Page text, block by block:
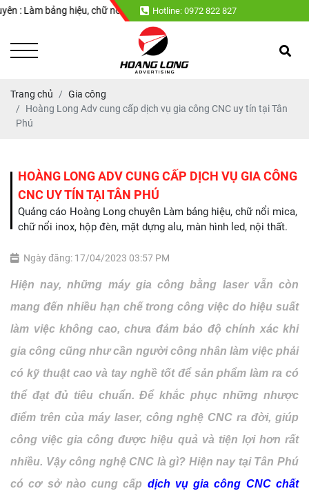
hiệu, chữ nổi mica, chữ nổi inox, hộp đèn, mặt dựng alu, màn hình
Hotline: 0972 822 827
Trang chủ
Gia công
Hoàng Long Adv cung cấp dịch vụ gia công CNC uy tín tại Tân
Phú
HOÀNG LONG ADV CUNG CẤP DỊCH VỤ GIA CÔNG
CNC UY TÍN TẠI TÂN PHÚ
Quảng cáo Hoàng Long chuyên Làm bảng hiệu, chữ nổi mica,
chữ nổi inox, hộp đèn, mặt dựng alu, màn hình led, nội thất.
Ngày đăng: 17/04/2023 03:57 PM
Hiện nay, những máy gia công bằng laser vẫn còn
mang đến nhiều hạn chế trong công việc do hiệu suất
làm việc không cao, chưa đảm bảo độ chính xác khi
gia công cũng như cần người công nhân làm việc phải
có kỹ thuật cao và tay nghề tốt để sản phẩm làm ra có
thể đạt đủ tiêu chuẩn. Để khắc phục những nhược
điểm trên của máy laser, công nghệ CNC ra đời, giúp
công việc gia công được hiệu quả và tiện lợi hơn rất
nhiều. Vậy công nghệ CNC là gì? Hiện nay tại Tân Phú
có cơ sở nào cung cấp dịch vụ gia công CNC chất